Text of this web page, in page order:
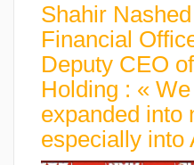
Shahir
Financial
Deputy CEO
Holding : «
expanded into
especially into